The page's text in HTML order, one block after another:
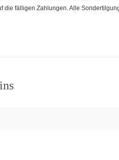
die fälligen Zahlungen. Alle